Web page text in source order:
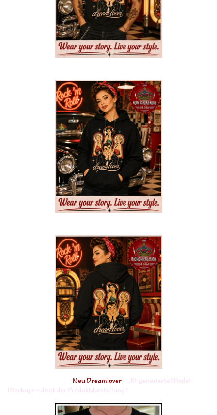
Neu Dreamlover „KI-generierte Model-
Mockups – dient der Produktdarstellung.“